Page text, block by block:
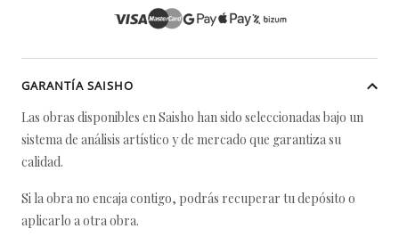
GARANTÍA SAISHO
Las obras disponibles en Saisho han sido seleccionadas bajo un
sistema de análisis artístico y de mercado que garantiza su
calidad.
Si la obra no encaja contigo, podrás recuperar tu depósito o
aplicarlo a otra obra.